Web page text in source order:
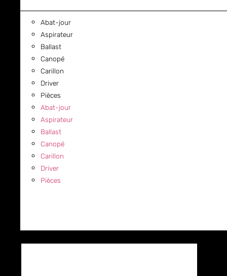
Abat-jour
Aspirateur
Ballast
Canopé
Carillon
Driver
Pièces
Abat-jour
Aspirateur
Ballast
Canopé
Carillon
Driver
Pièces